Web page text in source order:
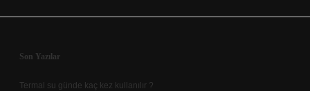
Sidebar
Son Yazılar
Termal su günde kaç kez kullanılır ?